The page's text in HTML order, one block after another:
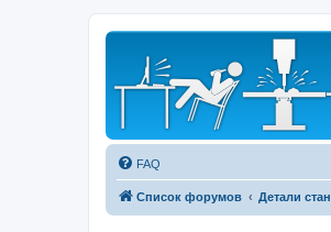
FAQ
Список форумов Детали